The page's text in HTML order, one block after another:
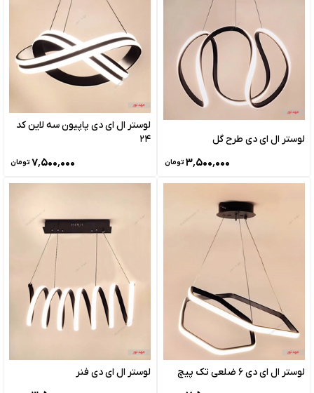
لوستر ال ای دی طرح گل
۳٬۵۰۰٬۰۰۰ تومان
لوستر ال ای دی پاپیون سه لاین کد
24
۷٬۵۰۰٬۰۰۰ تومان
لوستر ال ای دی 6 ضلعی تک پیچ لوستر ال ای دی فنر